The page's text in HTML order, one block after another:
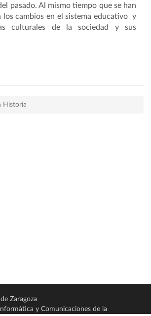
pasado. Al mismo tiempo que se han
los cambios en el sistema educativo y
culturales de la sociedad y sus
Historia
Zaragoza
y Comunicaciones de la